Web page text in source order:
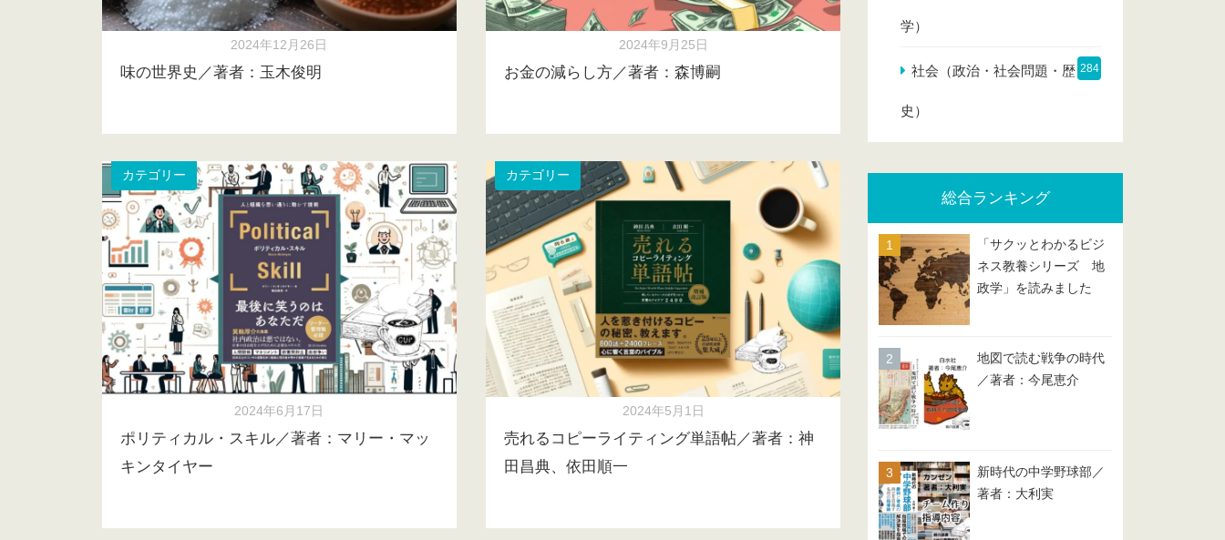
2024年12月26日
味の世界史／著者：玉木俊明
2024年9月25日
お金の減らし方／著者：森博嗣
カテゴリー
2024年6月17日
ポリティカル・スキル／著者：マリー・マッ
キンタイヤー
カテゴリー
2024年5月1日
売れるコピーライティング単語帖／著者：神
田昌典、依田順一
学）
社会（政治・社会問題・歴
史）
284
総合ランキング
「サクッとわかるビジ
ネス教養シリーズ 地
政学」を読みました
地図で読む戦争の時代
／著者：今尾恵介
新時代の中学野球部／
著者：大利実